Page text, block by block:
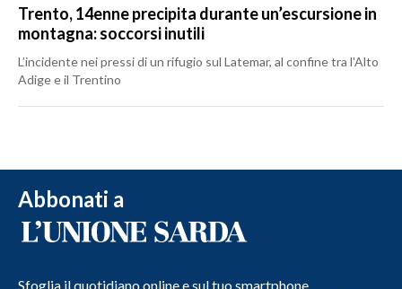
Trento, 14enne precipita durante un’escursione in
montagna: soccorsi inutili
L’incidente nei pressi di un rifugio sul Latemar, al confine tra l'Alto
Adige e il Trentino
Abbonati a
Sfoglia il quotidiano online e sul tuo smartphone